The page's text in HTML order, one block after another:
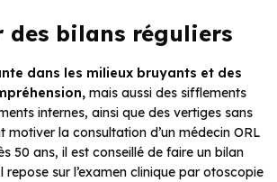
des bilans réguliers
dans les milieux bruyants et des
mais aussi des sifflements
internes, ainsi que des vertiges sans
motiver la consultation d’un médecin ORL
50 ans, il est conseillé de faire un bilan
repose sur l’examen clinique par otoscopie